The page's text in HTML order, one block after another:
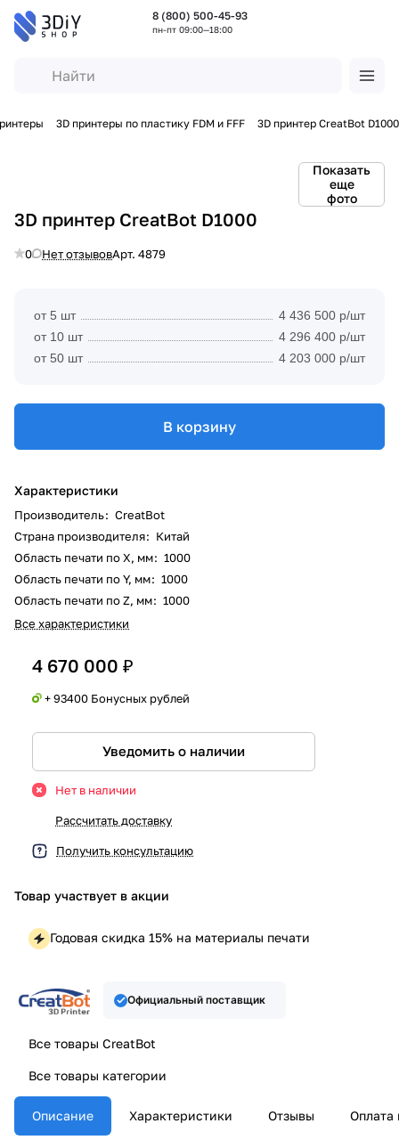
8 (800) 500-45-93
пн-пт 09:00—18:00
3D принтеры по пластику FDM и FFF 3D принтер CreatBot D1000
Показать
еще
фото
3D принтер CreatBot D1000
0 Нет отзывовАрт. 4879
от 5 шт
4 436 500 р/шт
от 10 шт
4 296 400 р/шт
от 50 шт
4 203 000 р/шт
В корзину
Характеристики
Производитель: CreatBot
Страна производителя: Китай
Область печати по X, мм: 1000
Область печати по Y, мм: 1000
Область печати по Z, мм: 1000
Все характеристики
4 670 000 ₽
+ 93400 Бонусных рублей
Уведомить о наличии
Нет в наличии
Рассчитать доставку
Получить консультацию
Товар участвует в акции
Годовая скидка 15% на материалы печати
Официальный поставщик
Все товары CreatBot
Все товары категории
Описание Характеристики Отзывы Оплата